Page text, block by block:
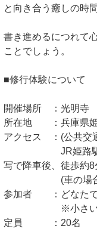
と向き合う癒しの時
書き進めるにつれて
ことでしょう。
■修行体験について
開催場所 ：光明寺
所在地 ：兵庫県姫
アクセス ：(公共交
JR姫路駅【北
写で降車後、徒歩約8
(車の場合)JR
参加者 ：どなたで
※小さいお子様
定員 ：20名